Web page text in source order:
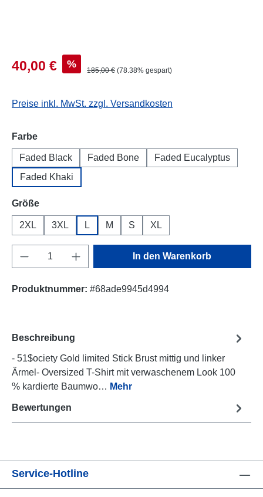
40,00 € %
185,00 € (78.38% gespart)
Preise inkl. MwSt. zzgl. Versandkosten
Farbeauswählen
Faded Black Faded Bone
Faded Eucalyptus
Faded Khaki
Größeauswählen
2XL 3XL L M S XL
Produkt Anzahl: Gib den gewünschten
In den Warenkorb
Produktnummer: #68ade9945d4994
Beschreibung
- 51$ociety Gold limited Stick Brust mittig und linker
Ärmel- Oversized T-Shirt mit verwaschenem Look 100
% kardierte Baumwo… Mehr
Bewertungen
Service-Hotline